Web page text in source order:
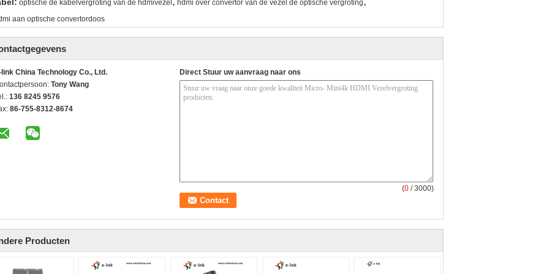
optische de kabelvergroting van de hdmivezel hdmi over convertor van de vezel de optische vergroting
aan optische convertordoos
link China Technology Co., Ltd.
Tony Wang
136 8245 9576
86-755-8312-8674
Direct Stuur uw aanvraag naar ons
(0 / 3000)
Producten